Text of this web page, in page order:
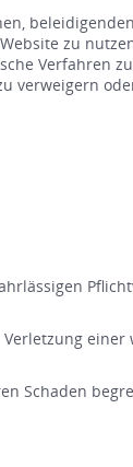
zu
Verfahren
verweigern
Schaden